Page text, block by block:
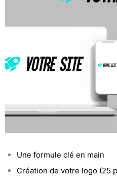
Une formule clé en main
Création de votre logo (25